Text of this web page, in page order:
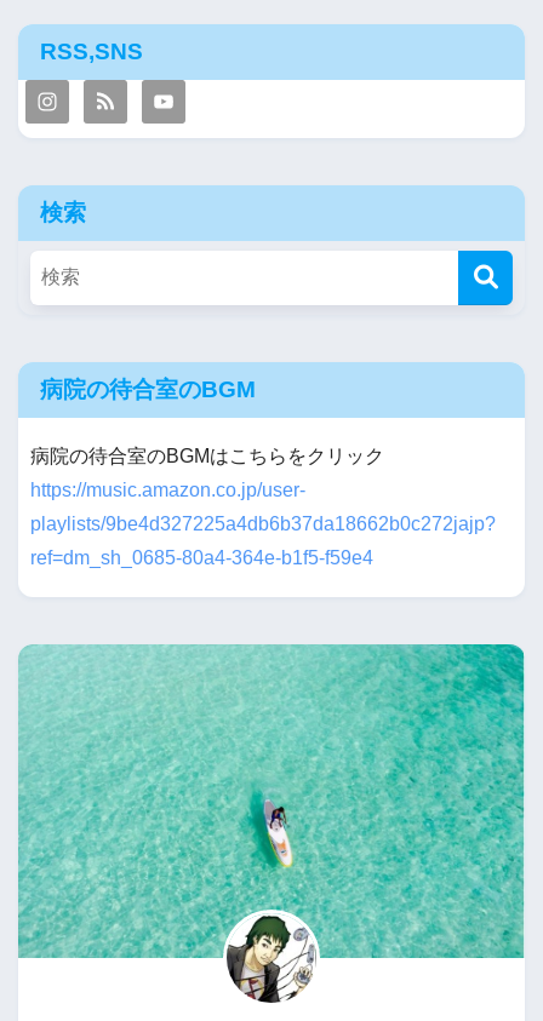
RSS,SNS
検索
病院の待合室のBGM
病院の待合室のBGMはこちらをクリック
https://music.amazon.co.jp/user-
playlists/9be4d327225a4db6b37da18662b0c272jajp?
ref=dm_sh_0685-80a4-364e-b1f5-f59e4